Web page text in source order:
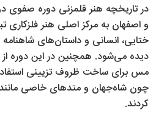
در تاریخچه هنر قلمزنی دوره صفوی
و اصفهان به مرکز اصلی هنر
ختایی، انسانی و داستان‌های
دیده می‌شود. همچنین در این دوره از
مس برای ساخت ظروف تزیینی
چون شاه‌جهان و متدهای خاصی
کردند.